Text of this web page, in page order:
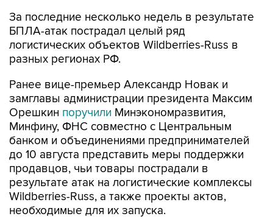
За последние несколько недель в результате
БПЛА-атак пострадал целый ряд
логистических объектов Wildberries-Russ в
разных регионах РФ.
Ранее вице-премьер Александр Новак и
замглавы администрации президента Максим
Орешкин поручили Минэкономразвития,
Минфину, ФНС совместно с Центральным
банком и объединениями предпринимателей
до 10 августа представить меры поддержки
продавцов, чьи товары пострадали в
результате атак на логистические комплексы
Wildberries-Russ, а также проекты актов,
необходимые для их запуска.